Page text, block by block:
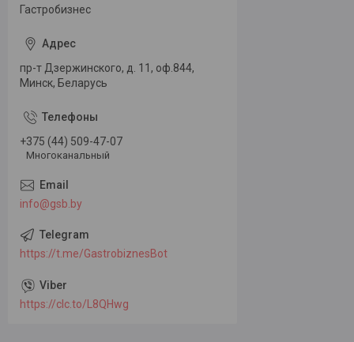
Гастробизнес
пр-т Дзержинского, д. 11, оф.844,
Минск, Беларусь
+375 (44) 509-47-07
Многоканальный
info@gsb.by
https://t.me/GastrobiznesBot
https://clc.to/L8QHwg